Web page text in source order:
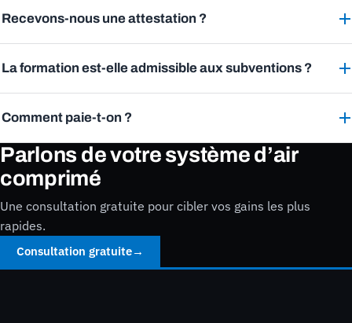
Recevons-nous une attestation ?
La formation est-elle admissible aux subventions ?
Comment paie-t-on ?
Parlons de votre système d’air
comprimé
Une consultation gratuite pour cibler vos gains les plus
rapides.
Consultation gratuite→